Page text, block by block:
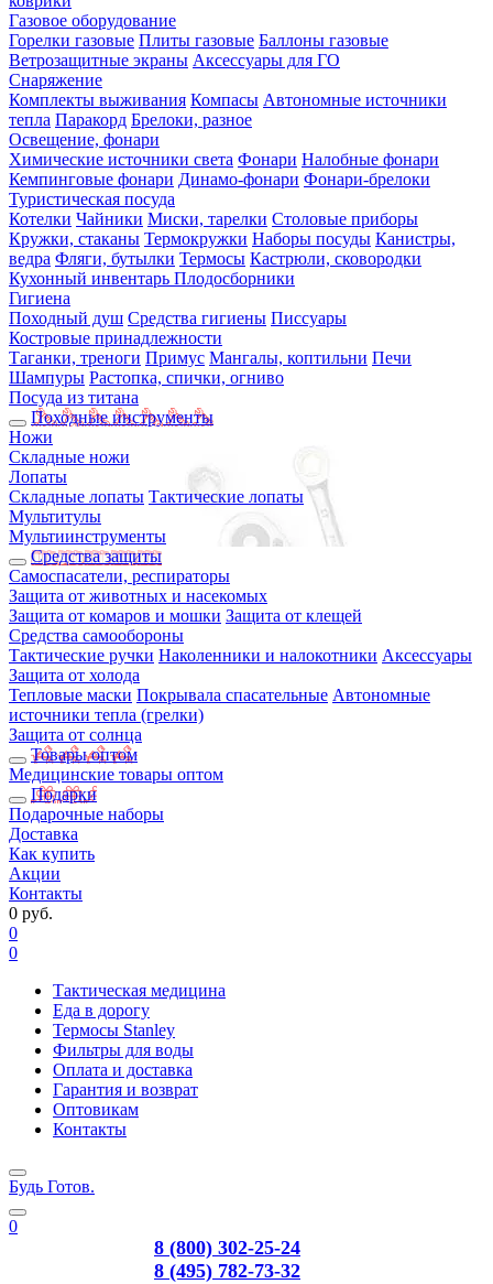
Газовое оборудование
Горелки газовые Плиты газовые Баллоны газовые
Ветрозащитные экраны Аксессуары для ГО
Снаряжение
Комплекты выживания Компасы Автономные источники
тепла Паракорд Брелоки, разное
Освещение, фонари
Химические источники света Фонари Налобные фонари
Кемпинговые фонари Динамо-фонари Фонари-брелоки
Туристическая посуда
Котелки Чайники Миски, тарелки Столовые приборы
Кружки, стаканы Термокружки Наборы посуды Канистры,
ведра Фляги, бутылки Термосы Кастрюли, сковородки
Кухонный инвентарь Плодосборники
Гигиена
Походный душ Средства гигиены Писсуары
Костровые принадлежности
Таганки, треноги Примус Мангалы, коптильни Печи
Шампуры Растопка, спички, огниво
Посуда из титана
Походные инструменты
Ножи
Складные ножи
Лопаты
Складные лопаты Тактические лопаты
Мультитулы
Мультиинструменты
Средства защиты
Самоспасатели, респираторы
Защита от животных и насекомых
Защита от комаров и мошки Защита от клещей
Средства самообороны
Тактические ручки Наколенники и налокотники Аксессуары
Защита от холода
Тепловые маски Покрывала спасательные Автономные
источники тепла (грелки)
Защита от солнца
Товары оптом
Медицинские товары оптом
Подарки
Подарочные наборы
Доставка
Как купить
Акции
Контакты
0 руб.
0
0
Тактическая медицина
Еда в дорогу
Термосы Stanley
Фильтры для воды
Оплата и доставка
Гарантия и возврат
Оптовикам
Контакты
Будь Готов.
0
8 (800) 302-25-24
8 (495) 782-73-32